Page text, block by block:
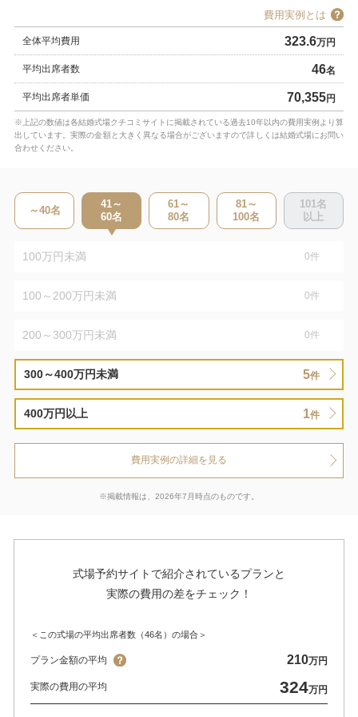
費用実例とは
全体平均費用 323.6万円
平均出席者数 46名
平均出席者単価 70,355円
※上記の数値は各結婚式場クチコミサイトに掲載されている過去10年以内の費用実例より算
出しています。実際の金額と大きく異なる場合がございますので詳しくは結婚式場にお問い
合わせください。
～40名
41～
60名
61～
80名
81～
100名
101 名
以上
100万円未満 0件
100～200万円未満 0件
200～300万円未満 0件
300～400万円未満 5件
400万円以上 1件
費用実例の詳細を見る
※掲載情報は、2026年7月時点のものです。
式場予約サイトで紹介されているプランと
実際の費用の差をチェック！
＜この式場の平均出席者数（46名）の場合＞
プラン金額の平均 210万円
実際の費用の平均 324万円